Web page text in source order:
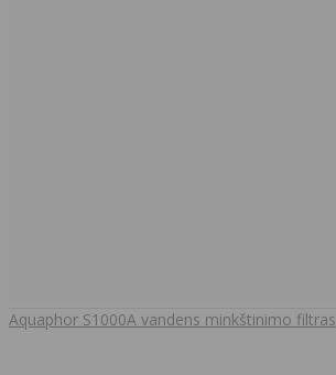
Aquaphor S1000A vandens minkštinimo filtras